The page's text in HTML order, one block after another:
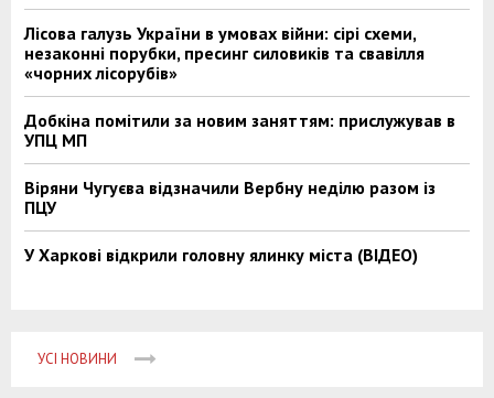
Лісова галузь України в умовах війни: сірі схеми,
незаконні порубки, пресинг силовиків та свавілля
«чорних лісорубів»
Добкіна помітили за новим заняттям: прислужував в
УПЦ МП
Віряни Чугуєва відзначили Вербну неділю разом із
ПЦУ
У Харкові відкрили головну ялинку міста (ВІДЕО)
УСІ НОВИНИ